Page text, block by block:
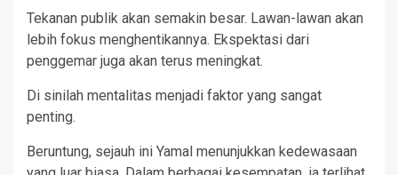
Tekanan publik akan semakin besar. Lawan-lawan akan
lebih fokus menghentikannya. Ekspektasi dari
penggemar juga akan terus meningkat.
Di sinilah mentalitas menjadi faktor yang sangat
penting.
Beruntung, sejauh ini Yamal menunjukkan kedewasaan